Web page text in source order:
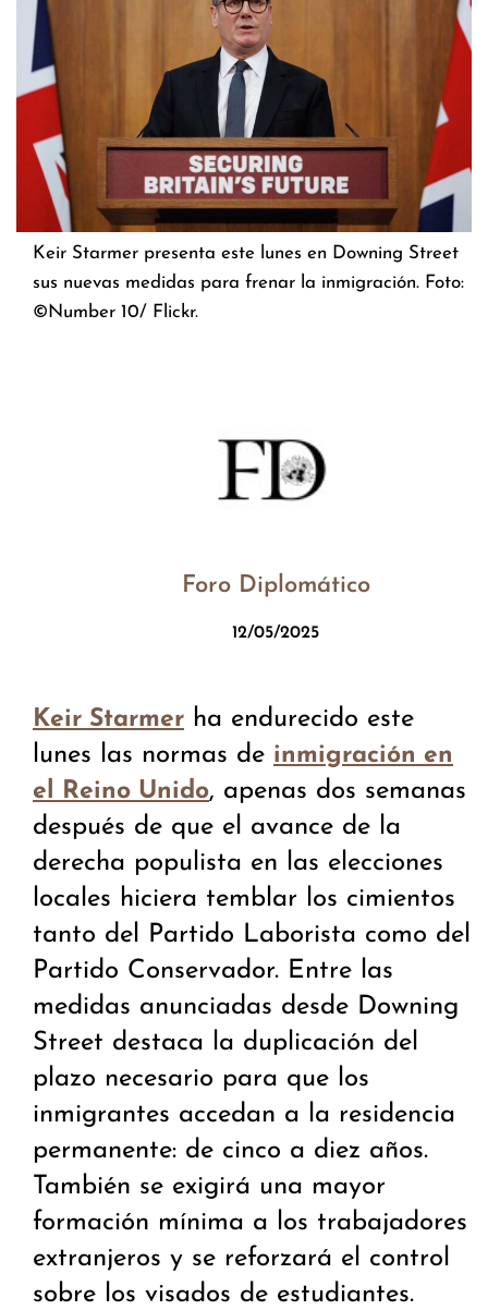
Keir Starmer presenta este lunes en Downing Street
sus nuevas medidas para frenar la inmigración. Foto:
©Number 10/ Flickr.
Foro Diplomático
12/05/2025
Keir Starmer ha endurecido este
lunes las normas de inmigración en
el Reino Unido, apenas dos semanas
después de que el avance de la
derecha populista en las elecciones
locales hiciera temblar los cimientos
tanto del Partido Laborista como del
Partido Conservador. Entre las
medidas anunciadas desde Downing
Street destaca la duplicación del
plazo necesario para que los
inmigrantes accedan a la residencia
permanente: de cinco a diez años.
También se exigirá una mayor
formación mínima a los trabajadores
extranjeros y se reforzará el control
sobre los visados de estudiantes.